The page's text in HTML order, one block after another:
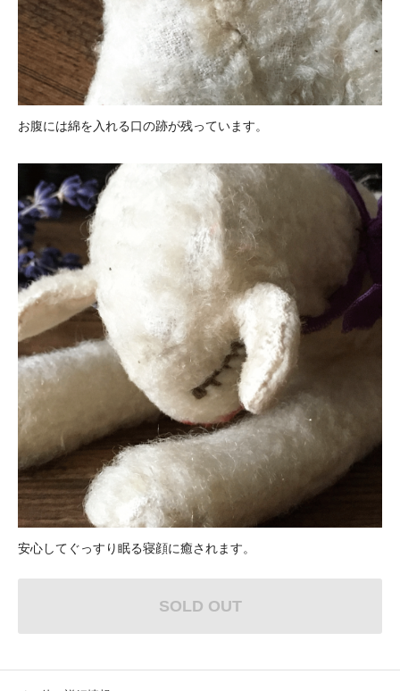
お腹には綿を入れる口の跡が残っています。
安心してぐっすり眠る寝顔に癒されます。
SOLD OUT